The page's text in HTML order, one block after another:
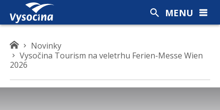
K
d
e
s
Novinky
Vysočina Tourism na veletrhu Ferien-Messe Wien
2026
MENU